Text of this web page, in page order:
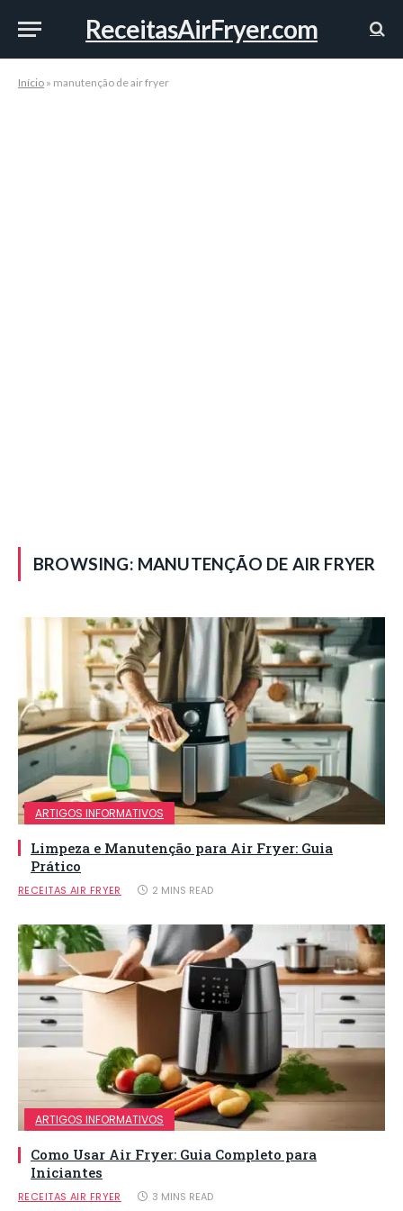
ReceitasAirFryer.com
Início » manutenção de air fryer
BROWSING: MANUTENÇÃO DE AIR FRYER
ARTIGOS INFORMATIVOS
Limpeza e Manutenção para Air Fryer: Guia
Prático
RECEITAS AIR FRYER 2 MINS READ
ARTIGOS INFORMATIVOS
Como Usar Air Fryer: Guia Completo para
Iniciantes
RECEITAS AIR FRYER 3 MINS READ